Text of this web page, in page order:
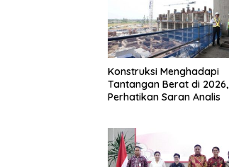
Konstruksi Menghadapi
Tantangan Berat di 2026,
Perhatikan Saran Analis